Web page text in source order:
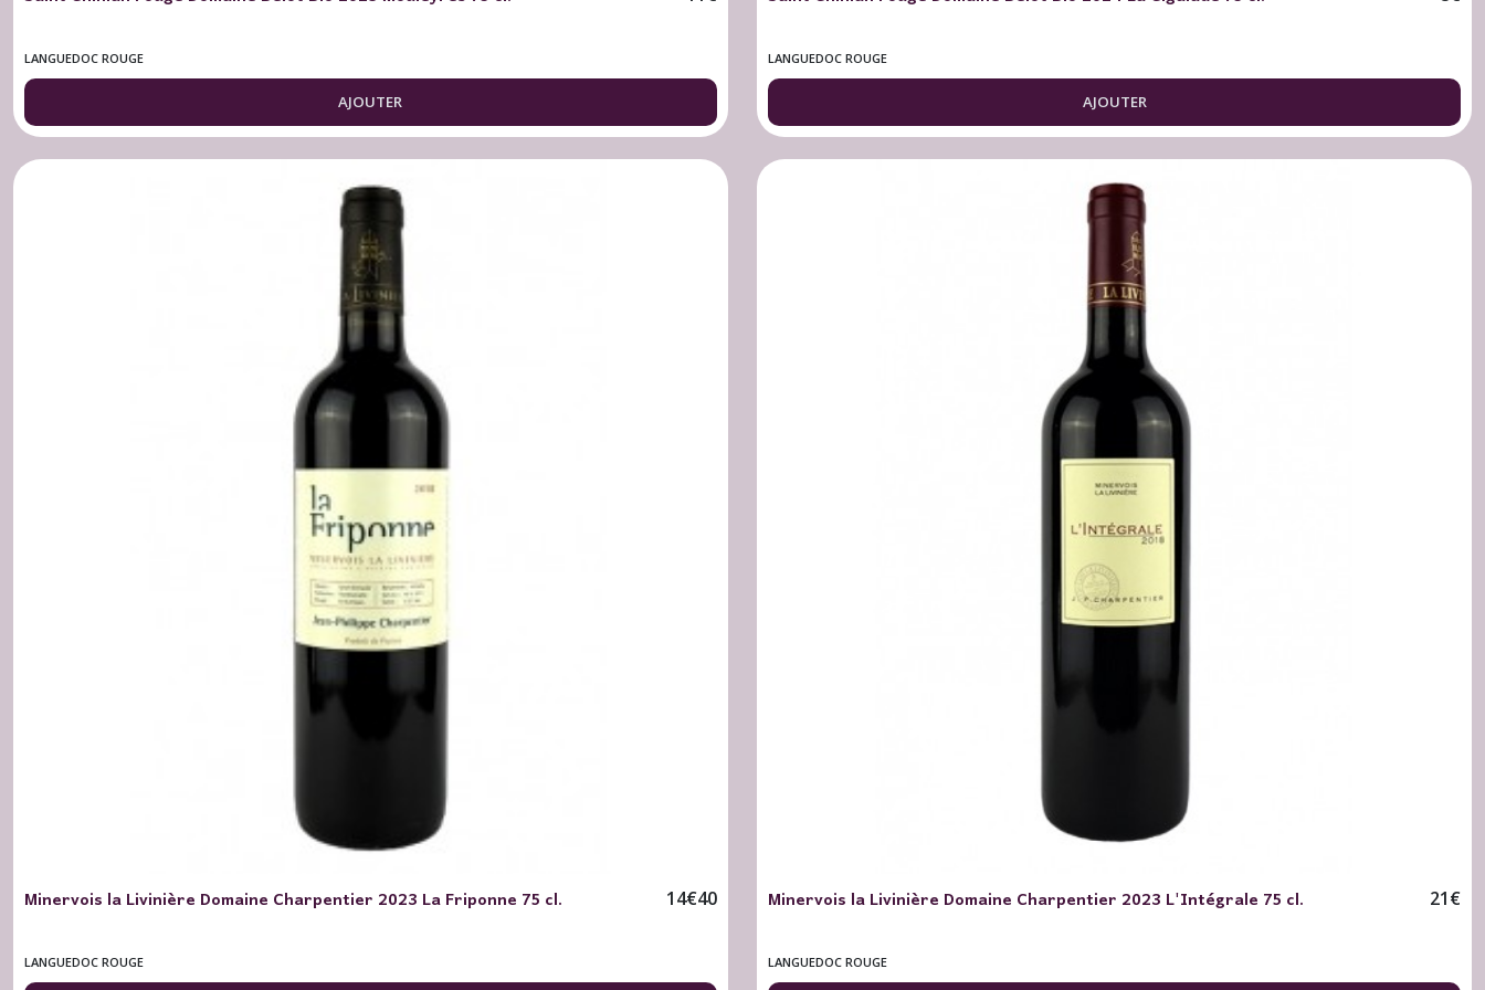
LANGUEDOC ROUGE
AJOUTER
LANGUEDOC ROUGE
AJOUTER
Minervois la Livinière Domaine Charpentier 2023 La Friponne 75 cl. 14€40
LANGUEDOC ROUGE
Minervois la Livinière Domaine Charpentier 2023 L'Intégrale 75 cl. 21€
LANGUEDOC ROUGE